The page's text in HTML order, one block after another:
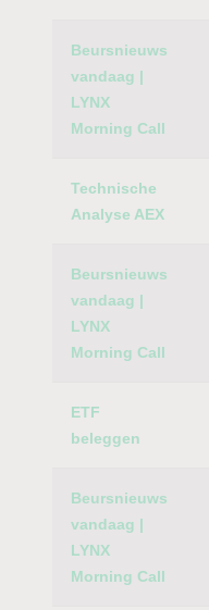
Beursnieuws
vandaag |
LYNX
Morning Call
Technische
Analyse AEX
Beursnieuws
vandaag |
LYNX
Morning Call
ETF
beleggen
Beursnieuws
vandaag |
LYNX
Morning Call